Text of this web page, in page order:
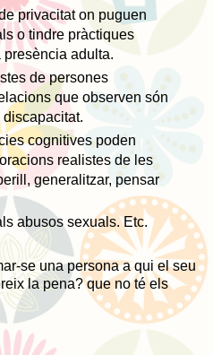
privacitat on puguen
o tindre pràctiques
adulta.
de persones
que observen són
cognitives poden
realistes de les
generalitzar, pensar
abusos sexuals. Etc.
se una persona a qui el seu
la pena? que no té els